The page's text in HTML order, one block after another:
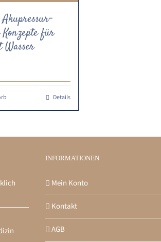
für
Wasser
Details
INFORMATIONEN
Mein Konto
Kontakt
AGB